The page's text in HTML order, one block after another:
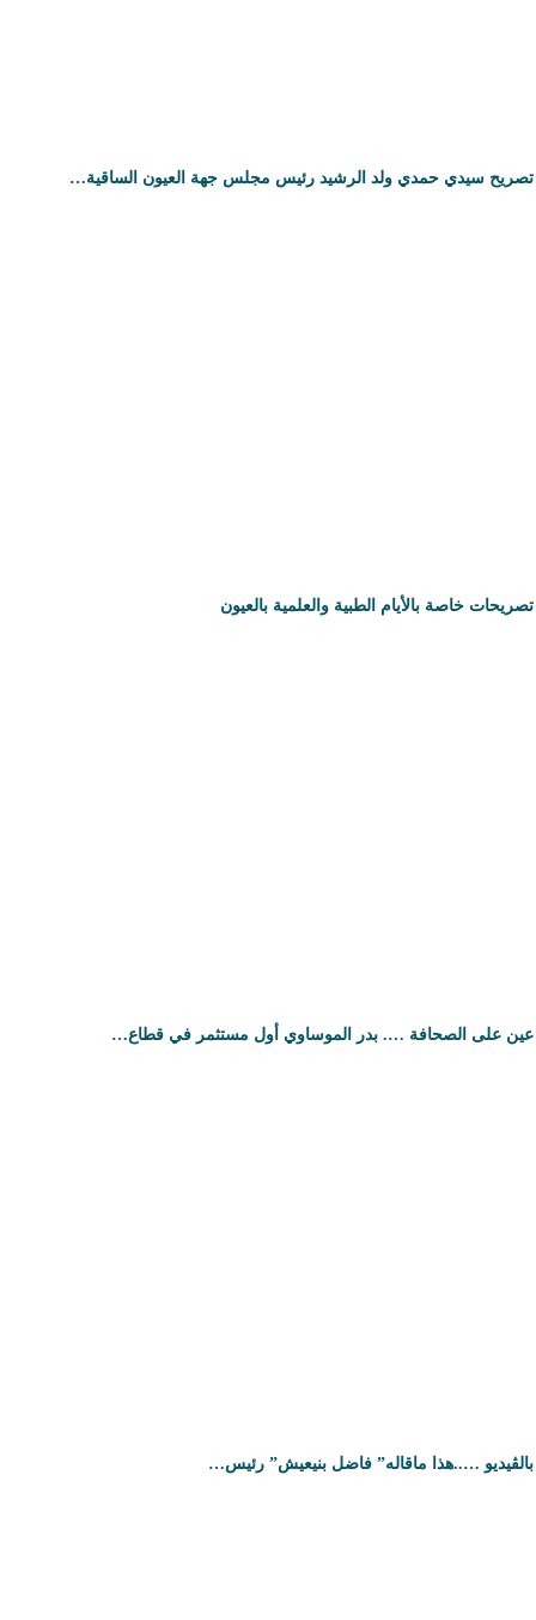
تصريح سيدي حمدي ولد الرشيد رئيس مجلس جهة العيون الساقية…
تصريحات خاصة بالأيام الطبية والعلمية بالعيون
عين على الصحافة …. بدر الموساوي أول مستثمر في قطاع…
بالڤيديو …..هذا ماقاله” فاضل بنيعيش” رئيس…